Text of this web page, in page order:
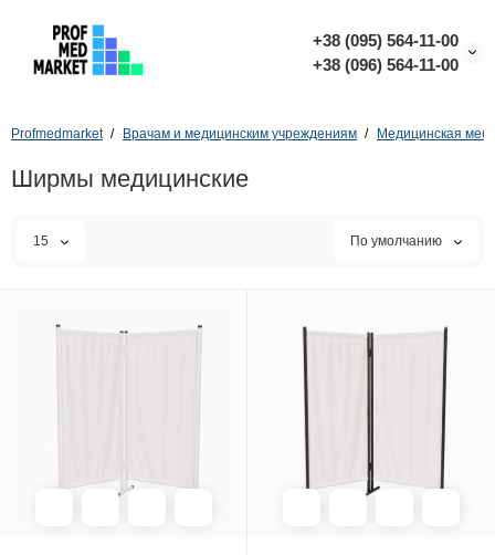
+38 (095) 564-11-00
+38 (096) 564-11-00
Profmedmarket Врачам и медицинским учреждениям Медицинская
Ширмы медицинские
15 По умолчанию